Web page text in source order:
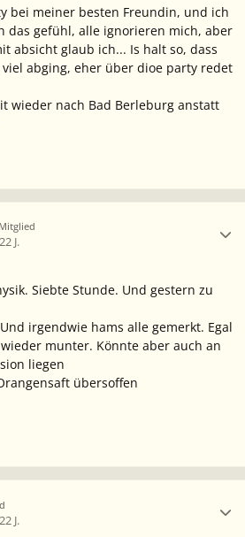
bei meiner besten Freundin, und ich
das gefühl, alle ignorieren mich, aber
absicht glaub ich... Is halt so, dass
abging, eher über dioe party redet
wieder nach Bad Berleburg anstatt
Mitglied
22 J.
Siebte Stunde. Und gestern zu
irgendwie hams alle gemerkt. Egal
munter. Könnte aber auch an
liegen
übersoffen
22 J.